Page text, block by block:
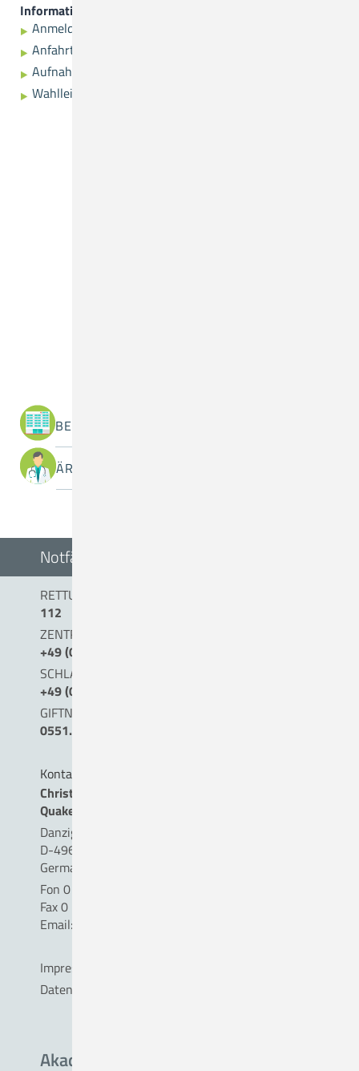
Informationen
Anmeldung
Anfahrtsplan
Aufnahme
Wahlleistungen
BEREICHE / ABTEILUNGEN
ÄRZTINNEN / ÄRZTE
Notfälle
RETTUNGSDIENST/NOTARZT
112
ZENTRALE NOTAUFNAHME (0 BIS 24 UHR)
+49 (0) 54 31 . 15 - 0
SCHLAGANFALLTELEFON
+49 (0) 5431. 15 45 15
GIFTNOTRUF
0551.19240
Kontakt
Christliches Krankenhaus
Quakenbrück gemeinnützige GmbH
Danziger Straße 2
D-49610 Quakenbrück
Germany
Fon 0 54 31 . 15 - 0
Fax 0 54 31 . 15 - 18 09
Email:
Impressum
Datenschutz
Akademisches Lehrkrankenhaus